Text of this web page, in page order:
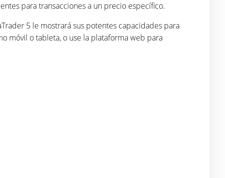
para transacciones a un precio específico.
5 le mostrará sus potentes capacidades para
móvil o tableta, o use la plataforma web para